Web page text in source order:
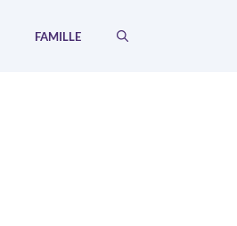
FAMILLE